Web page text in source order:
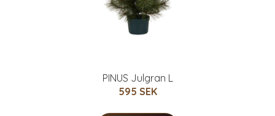
PINUS Julgran L
595 SEK